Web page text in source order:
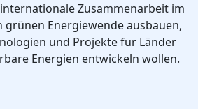
Zusammenarbeit im
grünen Energiewende ausbauen,
und Projekte für Länder
Energien entwickeln wollen.